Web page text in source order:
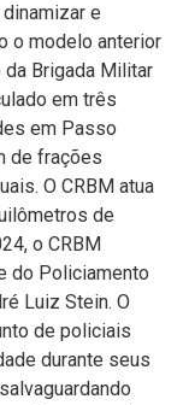
e
o modelo anterior
Brigada Militar
em três
em Passo
de frações
O CRBM atua
de
o CRBM
do Policiamento
Luiz Stein. O
de policiais
durante seus